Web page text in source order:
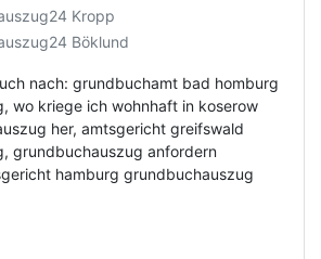
Kropp
Böklund
nach: grundbuchamt bad homburg
wo kriege ich wohnhaft in koserow
her, amtsgericht greifswald
grundbuchauszug anfordern
hamburg grundbuchauszug